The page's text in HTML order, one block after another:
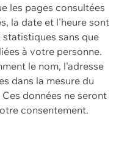
les pages consultées
la date et l'heure sont
sans que
à votre personne.
le nom, l'adresse
dans la mesure du
données ne seront
consentement.